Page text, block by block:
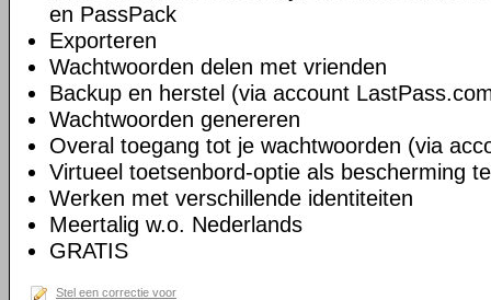
en PassPack
Exporteren
Wachtwoorden delen met vrienden
Backup en herstel (via account
Wachtwoorden genereren
Overal toegang tot je wachtwoorden (via
Virtueel toetsenbord-optie als bescherming
Werken met verschillende identiteiten
Meertalig w.o. Nederlands
GRATIS
Stel een correctie voor